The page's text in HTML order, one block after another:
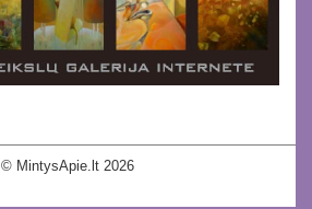
© MintysApie.lt 2026